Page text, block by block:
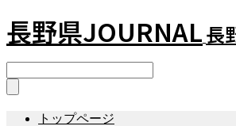
長野県JOURNAL長
トップページ